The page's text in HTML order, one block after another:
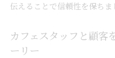
伝えることで信頼性を保ちま
カフェスタッフと顧客
ーリー